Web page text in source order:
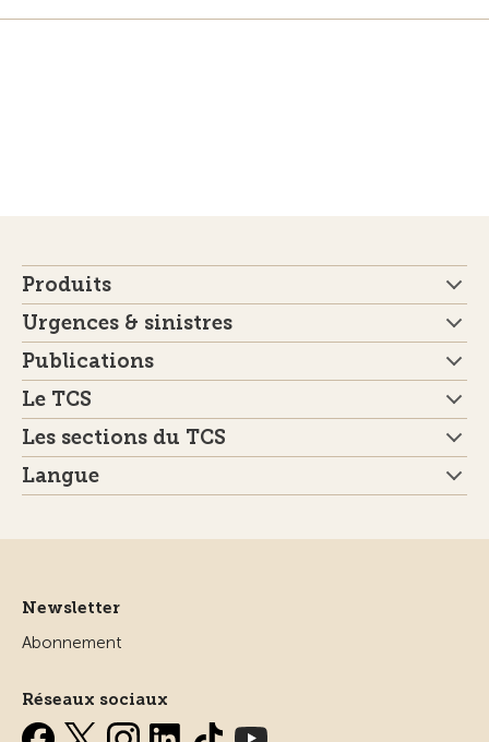
Produits
Urgences & sinistres
Publications
Le TCS
Les sections du TCS
Langue
Newsletter
Abonnement
Réseaux sociaux